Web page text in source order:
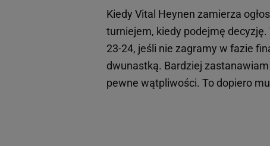
Kiedy Vital Heynen zamierza
turniejem, kiedy podejmę
23-24, jeśli nie zagramy w fazie
dwunastką. Bardziej
pewne wątpliwości. To dopiero